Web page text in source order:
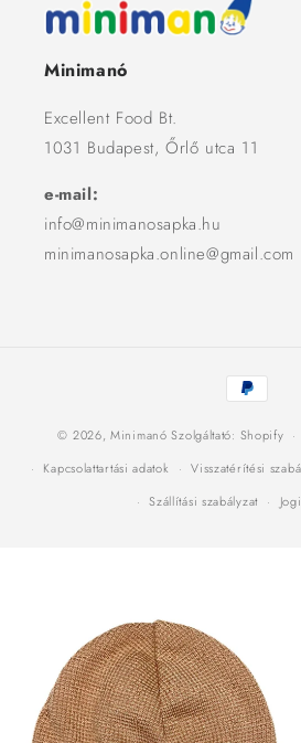
Minimanó
Excellent Food Bt.
1031 Budapest, Őrlő utca 11
e-mail:
info@minimanosapka.hu
minimanosapka.online@gmail.com
Fizetési
módok
© 2026,Minimanó Szolgáltató: Shopify
Kapcsolattartási adatok
Visszatérítési
Szállítási szabályzat